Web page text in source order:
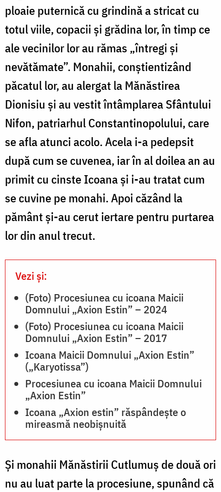
ploaie puternică cu grindină a stricat cu
totul viile, copacii și grădina lor, în timp ce
ale vecinilor lor au rămas „întregi și
nevătămate”. Monahii, conștientizând
păcatul lor, au alergat la Mănăstirea
Dionisiu și au vestit întâmplarea Sfântului
Nifon, patriarhul Constantinopolului, care
se afla atunci acolo. Acela i-a pedepsit
după cum se cuvenea, iar în al doilea an au
primit cu cinste Icoana și i-au tratat cum
se cuvine pe monahi. Apoi căzând la
pământ și-au cerut iertare pentru purtarea
lor din anul trecut.
Vezi și:
(Foto) Procesiunea cu icoana Maicii
Domnului „Axion Estin” – 2024
(Foto) Procesiunea cu icoana Maicii
Domnului „Axion Estin” – 2017
Icoana Maicii Domnului „Axion Estin”
(„Karyotissa”)
Procesiunea cu icoana Maicii Domnului
„Axion Estin”
Icoana „Axion estin” răspândește o
mireasmă neobișnuită
Și monahii Mănăstirii Cutlumuș de două ori
nu au luat parte la procesiune, spunând că